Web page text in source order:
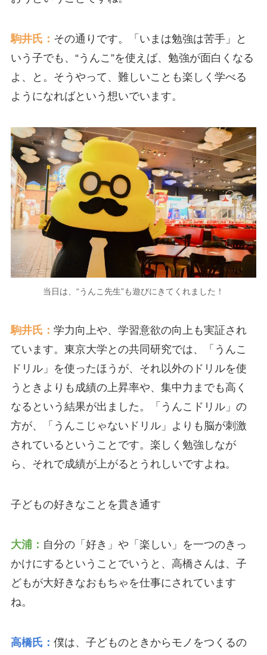
駒井氏： その通りです。「いまは勉強は苦手」と
いう子でも、“うんこ”を使えば、勉強が面白くなる
よ、と。そうやって、難しいことも楽しく学べる
ようになればという想いでいます。
当日は、“うんこ先生”も遊びにきてくれました！
駒井氏： 学力向上や、学習意欲の向上も実証され
ています。東京大学との共同研究では、「うんこ
ドリル」を使ったほうが、それ以外のドリルを使
うときよりも成績の上昇率や、集中力までも高く
なるという結果が出ました。「うんこドリル」の
方が、「うんこじゃないドリル」よりも脳が刺激
されているということです。楽しく勉強しなが
ら、それで成績が上がるとうれしいですよね。
子どもの好きなことを貫き通す
大浦： 自分の「好き」や「楽しい」を一つのきっ
かけにするということでいうと、高橋さんは、子
どもが大好きなおもちゃを仕事にされています
ね。
高橋氏： 僕は、子どものときからモノをつくるの